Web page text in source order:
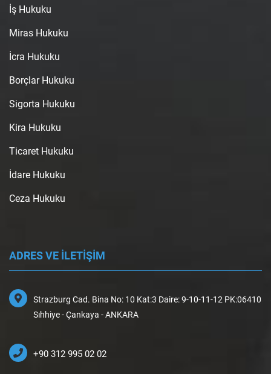
İş Hukuku
Miras Hukuku
İcra Hukuku
Borçlar Hukuku
Sigorta Hukuku
Kira Hukuku
Ticaret Hukuku
İdare Hukuku
Ceza Hukuku
ADRES VE İLETİŞİM
Strazburg Cad. Bina No: 10 Kat:3 Daire: 9-10-11-12 PK:06410
Sıhhiye - Çankaya - ANKARA
+90 312 995 02 02